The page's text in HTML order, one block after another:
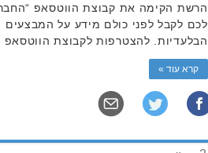
הרשת הקימה את קבוצת הווטסאפ
לכם לקבל לפני כולם מידע על המבצעים
הבלעדיות. להצטרפות לקבוצת הווטסאפ
קרא עוד »